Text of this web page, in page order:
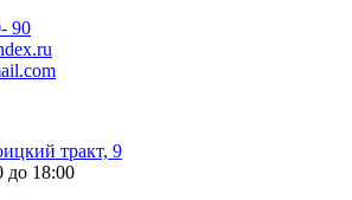
90
тракт, 9
до 18:00